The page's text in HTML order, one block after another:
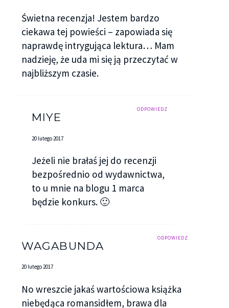
Świetna recenzja! Jestem bardzo
ciekawa tej powieści – zapowiada się
naprawdę intrygująca lektura… Mam
nadzieję, że uda mi się ją przeczytać w
najbliższym czasie.
ODPOWIEDZ
MIYE
20 lutego 2017
Jeżeli nie brałaś jej do recenzji
bezpośrednio od wydawnictwa,
to u mnie na blogu 1 marca
będzie konkurs. 🙂
ODPOWIEDZ
WAGABUNDA
20 lutego 2017
No wreszcie jakaś wartościowa książka
niebędąca romansidłem, brawa dla